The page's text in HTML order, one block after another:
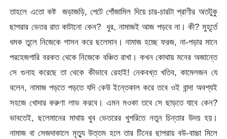
তাহলে এতো কষ্ট জড়াজড়ি, পেটে গোঁজামিল দিয়ে চার-চারটা প্রাণীর অতটুকু
ছাপরার ভেতর রাত কাটানো কেন? ধুর, নামাজই আজ পড়বে না। কী? মুহূর্তে
ধমক তুলে নিজেকে শাসন করে ছলেমান। নামাজ হচ্ছে ফরজ, না-পড়ার মানে
পরহেজগারি বরকত থেকে নিজেকে বঞ্চিত রাখা। কখন কোথায় মনের অজান্তে
সে গুনাহ করেছে তা থেকে কীভাবে রেহাই! নেকবখ্ত খতিব, কামেলজন যে
বলেন, নামাজ পড়তে পড়তে যদি কেউ ইন্তেকাল করে তবে ওই বান্দা অবশ্যই
সহজে খোদার করুণা লাভ করবে। এমন মওকা তবে সে ছাড়তে যাবে কেন?
ভাবতেই, ছলেমানের মাথায় খুব ভেতরের খুপরিতে নতুন চিন্তার উদয় হয়।
নামাজ বা সেজদাকালে মৃত্যু উত্তম হলে তার টিনের ছাপরায় বউ-বাচ্চা মিলে